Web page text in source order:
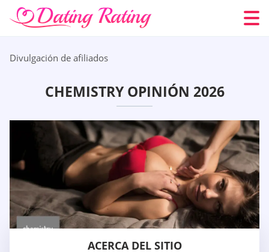
Divulgación de afiliados
CHEMISTRY OPINIÓN 2026
ACERCA DEL SITIO